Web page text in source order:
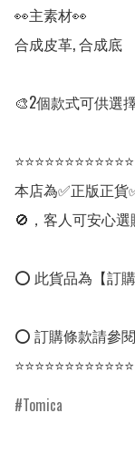
👀主素材👀
合成皮革, 合成底
🎨2個款式可供選
本店為✅正版正
🚫，客人可安心
⭕ 此貨品為【訂
⭕ 訂購條款請參
Tomica